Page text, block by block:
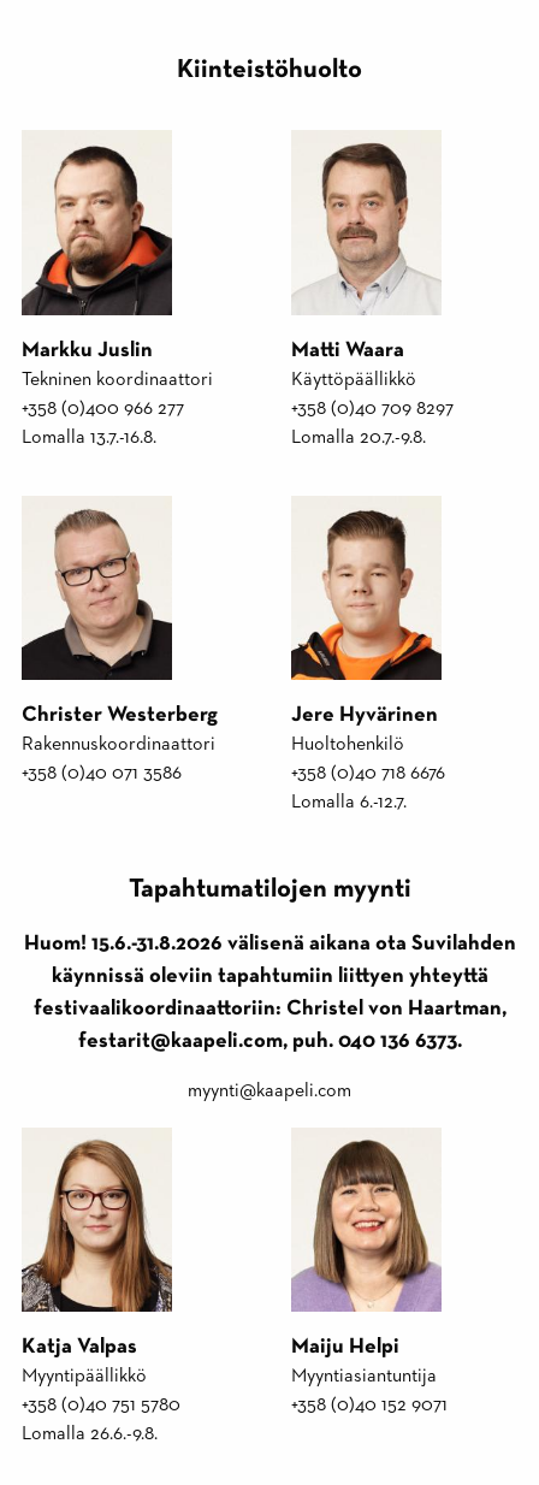
Kiinteistöhuolto
Markku Juslin
Tekninen koordinaattori
+358 (0)400 966 277
Lomalla 13.7.-16.8.
Matti Waara
Käyttöpäällikkö
+358 (0)40 709 8297
Lomalla 20.7.-9.8.
Christer Westerberg
Rakennuskoordinaattori
+358 (0)40 071 3586
Jere Hyvärinen
Huoltohenkilö
+358 (0)40 718 6676
Lomalla 6.-12.7.
Tapahtumatilojen myynti
Huom! 15.6.-31.8.2026 välisenä aikana ota Suvilahden
käynnissä oleviin tapahtumiin liittyen yhteyttä
festivaalikoordinaattoriin: Christel von Haartman,
festarit@kaapeli.com, puh. 040 136 6373.
myynti@kaapeli.com
Katja Valpas
Myyntipäällikkö
+358 (0)40 751 5780
Lomalla 26.6.-9.8.
Maiju Helpi
Myyntiasiantuntija
+358 (0)40 152 9071